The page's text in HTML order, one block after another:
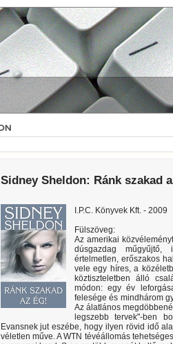
Sidney Sheldon: Ránk ​szakad
I.P.C. Könyvek Kft. - 2009
Fülszöveg:
Az amerikai
dúsgazdag műgyűjtő,
értelmetlen, erőszakos
vele egy híres, a
köztiszteletben álló
módon: egy év
felesége és mindhárom
Az álatlános
legszebb tervek"-ben
Evansnek jut eszébe, hogy ilyen rövid idő
véletlen műve. A WTN tévéállomás